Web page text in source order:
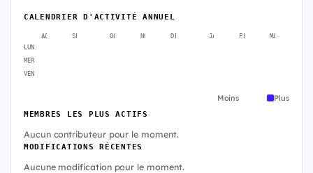
CALENDRIER D'ACTIVITÉ ANNUEL
AOÛT SEPT. OCT. NOV. DÉC. JANV. FÉVR. MARS
LUN
MER
VEN
Moins Plus
MEMBRES LES PLUS ACTIFS
Aucun contributeur pour le moment.
MODIFICATIONS RÉCENTES
Aucune modification pour le moment.